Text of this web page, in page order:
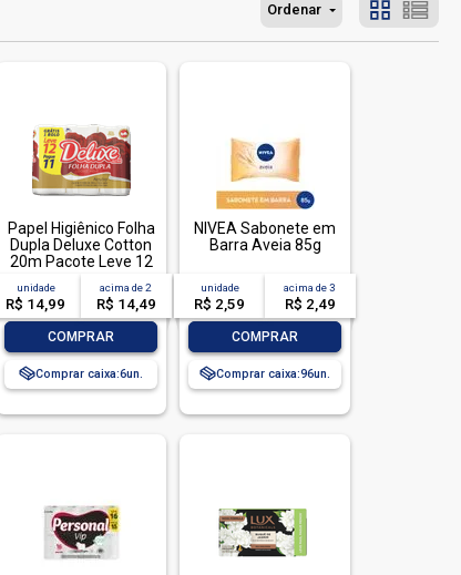
Ordenar
Papel Higiênico Folha
Dupla Deluxe Cotton
20m Pacote Leve 12
Pague 11 Unidades
unidade
R$ 14,99
acima de2
R$ 14,49
COMPRAR
Comprar caixa:6
NIVEA Sabonete em
Barra Aveia 85g
unidade
R$ 2,59
acima de3
R$ 2,49
COMPRAR
Comprar caixa:96